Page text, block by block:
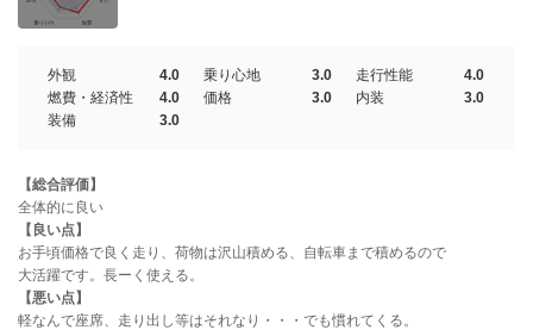
外観 4.0 乗り心地 3.0 走行性能
4.0
燃費・経済性
4.0 価格 3.0 内装
3.0
装備
3.0
【総合評価】
全体的に良い
【良い点】
お手頃価格で良く走り、荷物は沢山積める、自転車まで積めるので
大活躍です。長ーく使える。
【悪い点】
軽なんで座席、走り出し等はそれなり・・・でも慣れてくる。